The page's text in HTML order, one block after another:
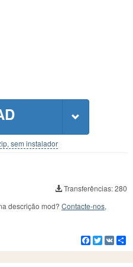
sem instalador
Transferências: 280
descrição mod? Contacte-nos,
Facebook
Twitter
VK